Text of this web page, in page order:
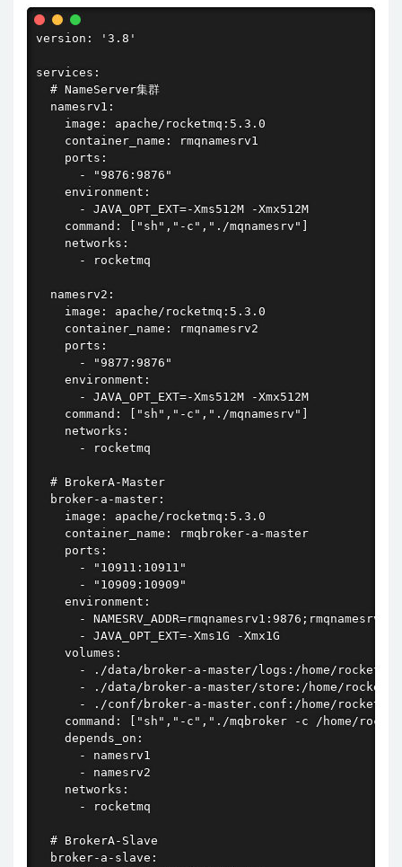
version: '3.8'
services:
  # NameServer集群
  namesrv1:
    image: apache/rocketmq:5.3.0
    container_name: rmqnamesrv1
    ports:
      - "9876:9876"
    environment:
      - JAVA_OPT_EXT=-Xms512M -Xmx512M
    command: ["sh","-c","./mqnamesrv"]
    networks:
      - rocketmq
  namesrv2:
    image: apache/rocketmq:5.3.0
    container_name: rmqnamesrv2
    ports:
      - "9877:9876"
    environment:
      - JAVA_OPT_EXT=-Xms512M -Xmx512M
    command: ["sh","-c","./mqnamesrv"]
    networks:
      - rocketmq
  # BrokerA-Master
  broker-a-master:
    image: apache/rocketmq:5.3.0
    container_name: rmqbroker-a-master
    ports:
      - "10911:10911"
      - "10909:10909"
    environment:
-
      - JAVA_OPT_EXT=-Xms1G -Xmx1G
    volumes:
- ./data/broker-a-master/logs:/home/
- ./data/broker-a-master/store:/home/
- ./conf/broker-a-master.conf:/home/
command: ["sh","-c","./mqbroker -c /home/
    depends_on:
      - namesrv1
      - namesrv2
    networks:
      - rocketmq
  # BrokerA-Slave
  broker-a-slave: